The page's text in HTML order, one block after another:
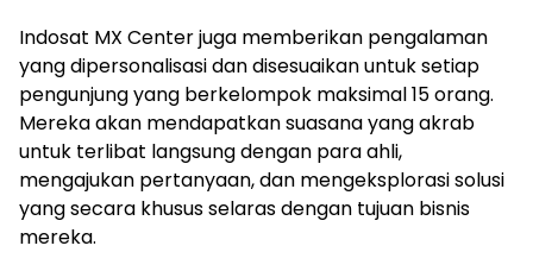
Indosat MX Center juga memberikan pengalaman
yang dipersonalisasi dan disesuaikan untuk setiap
pengunjung yang berkelompok maksimal 15 orang.
Mereka akan mendapatkan suasana yang akrab
untuk terlibat langsung dengan para ahli,
mengajukan pertanyaan, dan mengeksplorasi solusi
yang secara khusus selaras dengan tujuan bisnis
mereka.